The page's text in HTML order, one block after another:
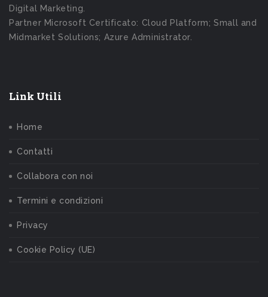
Digital Marketing.
Partner Microsoft Certificato: Cloud Platform; Small and
Midmarket Solutions; Azure Administrator.
Link Utili
Home
Contatti
Collabora con noi
Termini e condizioni
Privacy
Cookie Policy (UE)